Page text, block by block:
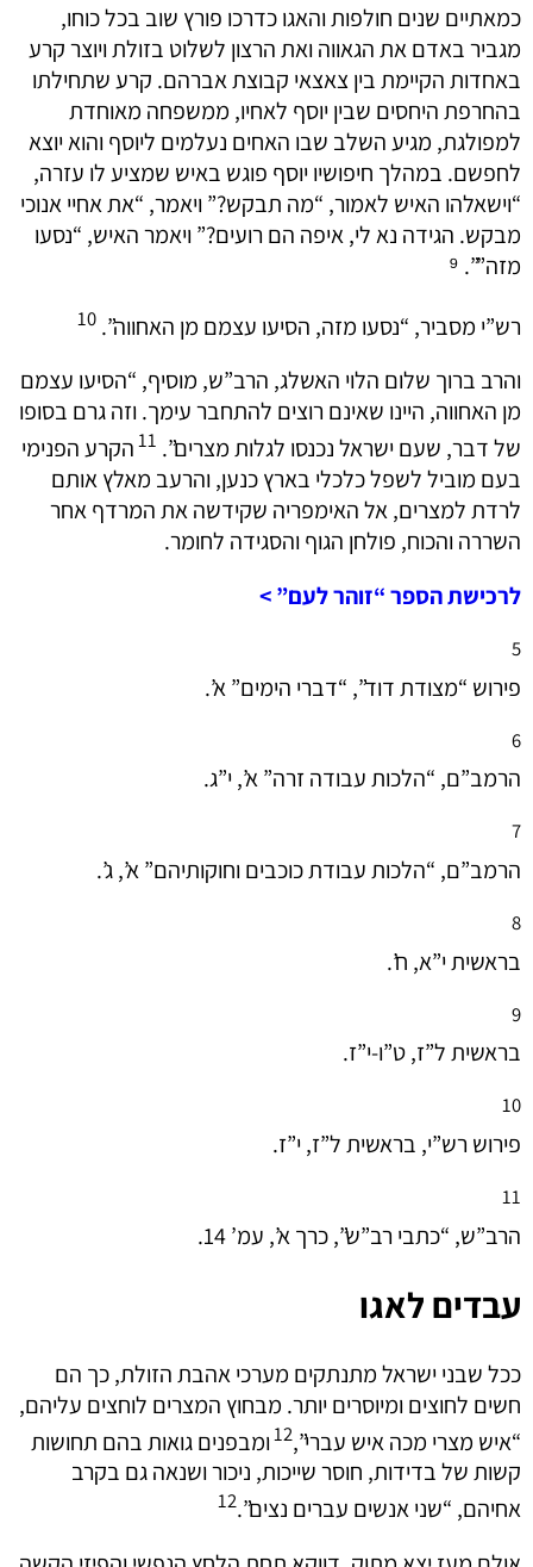
כמאתיים שנים חולפות והאגו כדרכו פורץ שוב בכל כוחו,
מגביר באדם את הגאווה ואת הרצון לשלוט בזולת ויוצר קרע
באחדות הקיימת בין צאצאי קבוצת אברהם. קרע שתחילתו
בהחרפת היחסים שבין יוסף לאחיו, ממשפחה מאוחדת
למפולגת, מגיע השלב שבו האחים נעלמים ליוסף והוא יוצא
לחפשם. במהלך חיפושיו יוסף פוגש באיש שמציע לו עזרה,
“וישאלהו האיש לאמור, “מה תבקש?” ויאמר, “את אחיי אנוכי
מבקש. הגידה נא לי, איפה הם רועים?” ויאמר האיש, “נסעו
מזה””. ⁹
רש”י מסביר, “נסעו מזה, הסיעו עצמם מן האחווה”. 10
והרב ברוך שלום הלוי האשלג, הרב”ש, מוסיף, “הסיעו עצמם
מן האחווה, היינו שאינם רוצים להתחבר עימך. וזה גרם בסופו
של דבר, שעם ישראל נכנסו לגלות מצרים”. 11הקרע הפנימי
בעם מוביל לשפל כלכלי בארץ כנען, והרעב מאלץ אותם
לרדת למצרים, אל האימפריה שקידשה את המרדף אחר
השררה והכוח, פולחן הגוף והסגידה לחומר.
לרכישת הספר “זוהר לעם” >
5
פירוש “מצודת דוד”, “דברי הימים” א’.
6
הרמב”ם, “הלכות עבודה זרה” א’, י”ג.
7
הרמב”ם, “הלכות עבודת כוכבים וחוקותיהם” א’, ג’.
8
בראשית י”א, ח’.
9
בראשית ל”ז, ט”ו-י”ז.
10
פירוש רש”י, בראשית ל”ז, י”ז.
11
הרב”ש, “כתבי רב”ש”, כרך א’, עמ’ 14.
עבדים לאגו
ככל שבני ישראל מתנתקים מערכי אהבת הזולת, כך הם
חשים לחוצים ומיוסרים יותר. מבחוץ המצרים לוחצים עליהם,
“איש מצרי מכה איש עברי”,12ומבפנים גואות בהם תחושות
קשות של בדידות, חוסר שייכות, ניכור ושנאה גם בקרב
אחיהם, “שני אנשים עברים נצים”.12